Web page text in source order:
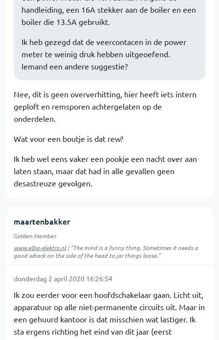
handleiding, een 16A stekker aan de boiler en een
boiler die 13.5A gebruikt.
Ik heb gezegd dat de veercontacen in de power
meter te weinig druk hebben uitgeoefend.
Iemand een andere suggestie?
Nee, dit is geen oververhitting, hier heeft iets intern
geploft en remsporen achtergelaten op de
onderdelen.
Wat voor een boutje is dat rew?
Ik heb wel eens vaker een pookje een nacht over aan
laten staan, maar dat had in alle gevallen geen
desastreuze gevolgen.
maartenbakker
Golden Member
www.elba-elektro.nl| "The mind is a funny thing. Sometimes it needs a
good whack on the side of the head to jar things loose."
donderdag 2 april 2020 16:26:54
Ik zou eerder voor een hoofdschakelaar gaan. Licht uit,
apparatuur op alle niet-permanente circuits uit. Maar in
een gehuurd kantoor is dat misschien wat lastiger. Ik
sta ergens richting het eind van dit jaar (eerst